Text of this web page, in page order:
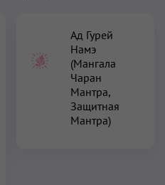
Ад Гурей
Намэ
(Мангала
Чаран
Мантра,
Защитная
Мантра)